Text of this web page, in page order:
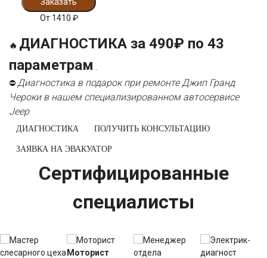
Заказать
От 1410 ₽
🔥 ДИАГНОСТИКА за 490₽ по 43
параметрам
⛔Диагностика в подарок при ремонте Джип Гранд
Чероки в нашем специализированном автосервисе
Jeep
ДИАГНОСТИКА ПОЛУЧИТЬ КОНСУЛЬТАЦИЮ
ЗАЯВКА НА ЭВАКУАТОР
Сертифицированные
специалисты
Моторист